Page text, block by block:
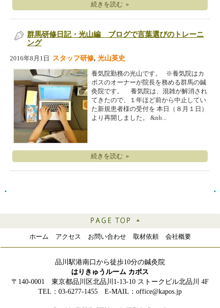
続きを読む »
群馬研修日記・光山編 ブログで言葉選びのトレーニ
ング
2016年8月1日 スタッフ研修, 光山英史
養気院勤務の光山です。 ※養気院はカ
ポスのオーナーが院長を務める群馬の鍼
灸院です。 養気院は、混雑が解消され
てきたので、１年ほど前から中止してい
た新規患者様の受付を 本日（８月１日）
より再開しました。 &nb...
続きを読む »
ホーム アクセス お問い合わせ 取材依頼 会社概要
品川駅港南口から徒歩10分の鍼灸院
はりきゅうルーム カポス
〒140-0001 東京都品川区北品川1-13-10 ストークビル北品川 4F
TEL：03-6277-1455 E-MAIL：office@kapos.jp